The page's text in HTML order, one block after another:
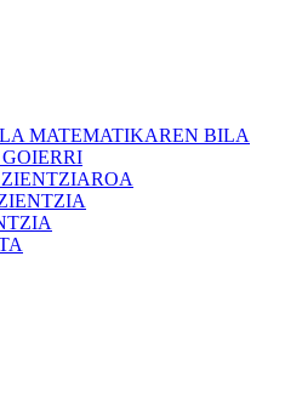
MATEMATIKAREN BILA